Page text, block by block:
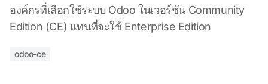
องค์กรที่เลือกใช้ระบบ Odoo ในเวอร์ชัน Community
Edition (CE) แทนที่จะใช้ Enterprise Edition
odoo-ce